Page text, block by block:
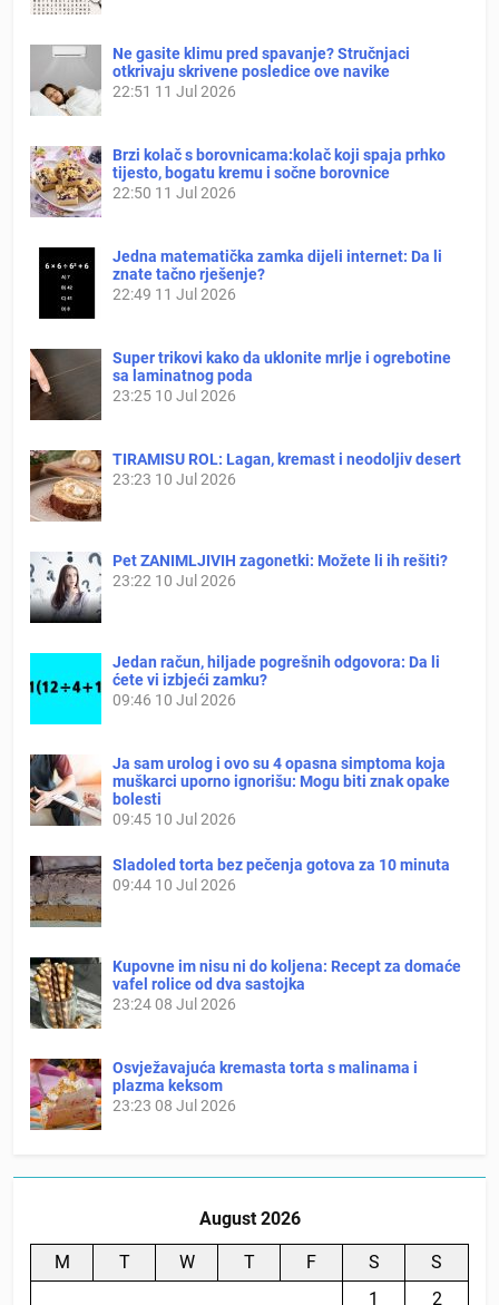
Ne gasite klimu pred spavanje? Stručnjaci
otkrivaju skrivene posledice ove navike
22:51 11 Jul 2026
Brzi kolač s borovnicama:kolač koji spaja prhko
tijesto, bogatu kremu i sočne borovnice
22:50 11 Jul 2026
Jedna matematička zamka dijeli internet: Da li
znate tačno rješenje?
22:49 11 Jul 2026
Super trikovi kako da uklonite mrlje i ogrebotine
sa laminatnog poda
23:25 10 Jul 2026
TIRAMISU ROL: Lagan, kremast i neodoljiv desert
23:23 10 Jul 2026
Pet ZANIMLJIVIH zagonetki: Možete li ih rešiti?
23:22 10 Jul 2026
Jedan račun, hiljade pogrešnih odgovora: Da li
ćete vi izbjeći zamku?
09:46 10 Jul 2026
Ja sam urolog i ovo su 4 opasna simptoma koja
muškarci uporno ignorišu: Mogu biti znak opake
bolesti
09:45 10 Jul 2026
Sladoled torta bez pečenja gotova za 10 minuta
09:44 10 Jul 2026
Kupovne im nisu ni do koljena: Recept za domaće
vafel rolice od dva sastojka
23:2408 Jul 2026
Osvježavajuća kremasta torta s malinama i
plazma keksom
23:23 08 Jul 2026
August 2026
M T W T F S
S
1
2